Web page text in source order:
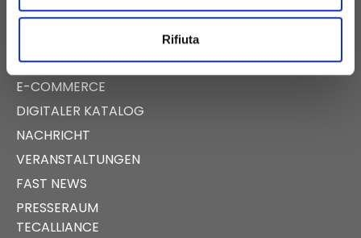
Rifiuta
E-COMMERCE
DIGITALER KATALOG
NACHRICHT
VERANSTALTUNGEN
FAST NEWS
PRESSERAUM
TECALLIANCE